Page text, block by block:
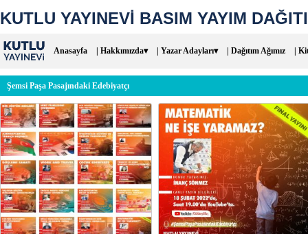
KUTLU YAYINEVİ BASIM YAYIM
Anasayfa | Hakkımızda▾ | Yazar Adayları▾ | Dağıtım Ağımız |
Şemsi Paşa Pasajındaki Edebiyatçı